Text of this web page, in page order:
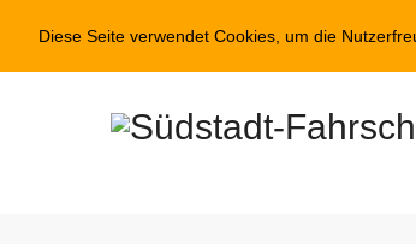
Diese Seite verwendet Cookies, um die